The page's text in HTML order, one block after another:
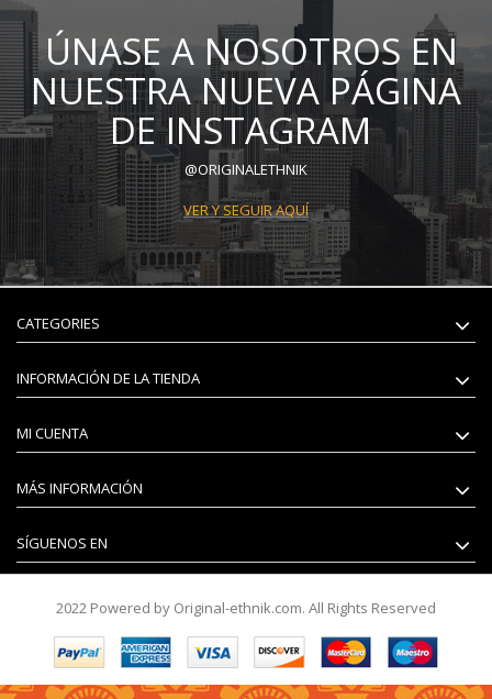
ÚNASE A NOSOTROS EN
NUESTRA NUEVA PÁGINA
DE INSTAGRAM
@ORIGINALETHNIK
VER Y SEGUIR AQUÍ
CATEGORIES
INFORMACIÓN DE LA TIENDA
MI CUENTA
MÁS INFORMACIÓN
SÍGUENOS EN
2022 Powered by Original-ethnik.com. All Rights Reserved